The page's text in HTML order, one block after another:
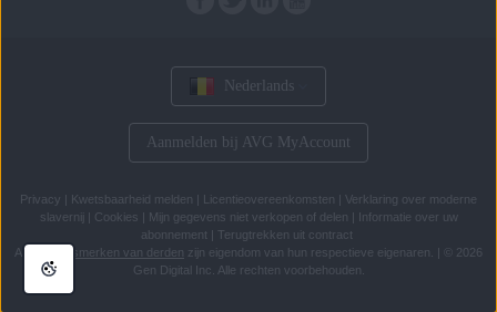
Nederlands
Aanmelden bij AVG MyAccount
Privacy | Kwetsbaarheid melden | Licentieovereenkomsten | Verklaring over moderne
slavernij
| Cookies | Mijn gegevens niet verkopen of delen | Informatie over uw
abonnement | Terugtrekken uit contract
Alle
handelsmerken van derden zijn eigendom van hun respectieve eigenaren. |
© 2026
Gen Digital Inc. Alle rechten voorbehouden.